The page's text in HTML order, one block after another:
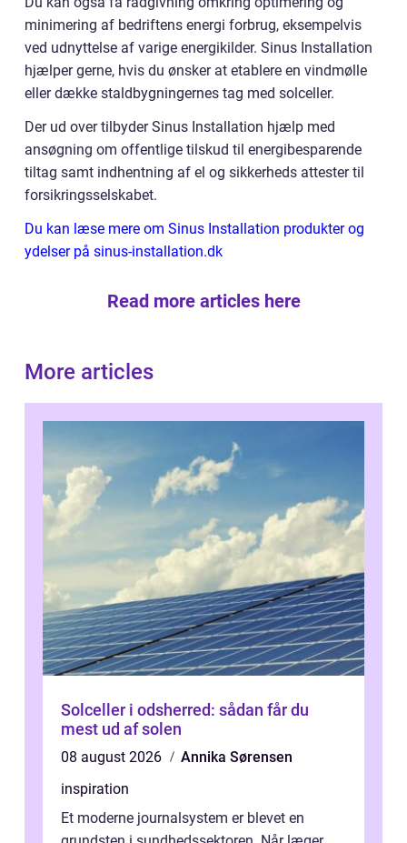
minimering af bedriftens energi forbrug, eksempelvis
ved udnyttelse af varige energikilder. Sinus Installation
hjælper gerne, hvis du ønsker at etablere en vindmølle
eller dække staldbygningernes tag med solceller.
Der ud over tilbyder Sinus Installation hjælp med
ansøgning om offentlige tilskud til energibesparende
tiltag samt indhentning af el og sikkerheds attester til
forsikringsselskabet.
Du kan læse mere om Sinus Installation produkter og
ydelser på sinus-installation.dk
Read more articles here
More articles
Solceller i odsherred: sådan får du
mest ud af solen
08 august 2026
Annika Sørensen
inspiration
Et moderne journalsystem er blevet en